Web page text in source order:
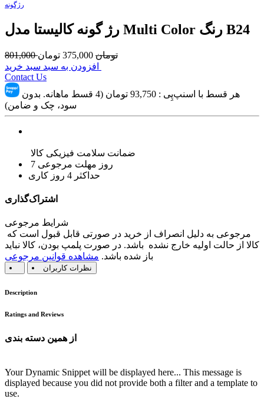
رژگونه
رژ گونه کالیستا مدل Multi Color رنگ B24
801,000 تومان 375,000 تومان
Contact Us
هر قسط با اسنپ‌پِی : 93,750
تومان (4 قسط ماهانه. بدون
سود، چک و ضامن)
ضمانت سلامت فیزیکی کالا
7 روز مهلت مرجوعی
حداکثر 4 روز کاری
اشتراک‌گذاری
شرایط مرجوعی
کالا از حالت اولیه خارج نشده باشد. در صورت پلمپ بودن، کالا نباید
باز شده باشد. مشاهده قوانین مرجوعی
نظرات کاربران
Description
Ratings and Reviews
از همین دسته بندی
Your Dynamic Snippet will be displayed here... This message is
displayed because you did not provide both a filter and a template to
use.